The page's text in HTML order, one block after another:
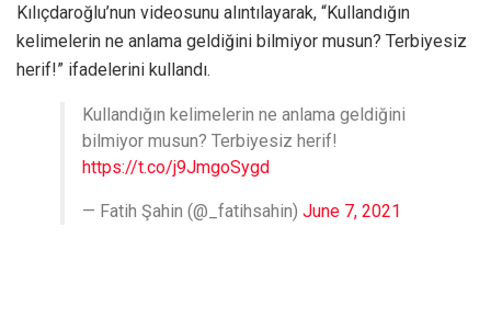
Kılıçdaroğlu’nun videosunu alıntılayarak, “Kullandığın
kelimelerin ne anlama geldiğini bilmiyor musun? Terbiyesiz
herif!” ifadelerini kullandı.
Kullandığın kelimelerin ne anlama geldiğini
bilmiyor musun? Terbiyesiz herif!
https://t.co/j9JmgoSygd
— Fatih Şahin (@_fatihsahin) June 7, 2021